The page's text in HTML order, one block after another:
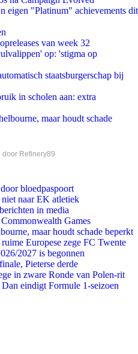
"Platinum" achievements dit
van week 32
op: 'stigma op
staatsburgerschap bij
in scholen aan: extra
maar houdt schade
Refinery89
bloedpaspoort
naar EK atletiek
in media
Games
maar houdt schade beperkt
Europese zege FC Twente
2027 is begonnen
Pieterse derde
in zware Ronde van Polen-rit
eindigt Formule 1-seizoen